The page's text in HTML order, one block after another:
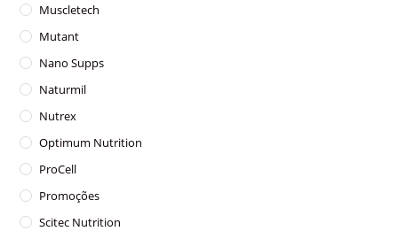
Muscletech
Mutant
Nano Supps
Naturmil
Nutrex
Optimum Nutrition
ProCell
Promoções
Scitec Nutrition